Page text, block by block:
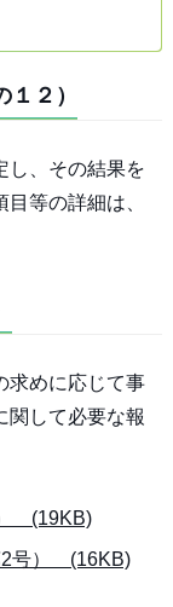
２）
し、その結果を
等の詳細は、
求めに応じて事
関して必要な報
(19KB)
2号） (16KB)